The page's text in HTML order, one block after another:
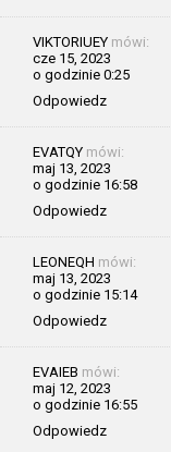
VIKTORIUEY mówi:
cze 15, 2023
o godzinie 0:25
Odpowiedz
EVATQY mówi:
maj 13, 2023
o godzinie 16:58
Odpowiedz
LEONEQH mówi:
maj 13, 2023
o godzinie 15:14
Odpowiedz
EVAIEB mówi:
maj 12, 2023
o godzinie 16:55
Odpowiedz